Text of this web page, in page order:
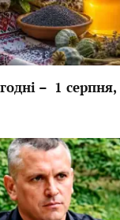
– 1 серпня,